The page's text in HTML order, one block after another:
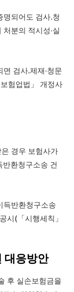
되어도 검사․청
분의 적시성‧실
검사․제재‧청문
험업법」 개정사
경우 보험사가
환청구소송 건
득반환청구소송
시(「시행세칙」
대응방안
후 실손보험금을